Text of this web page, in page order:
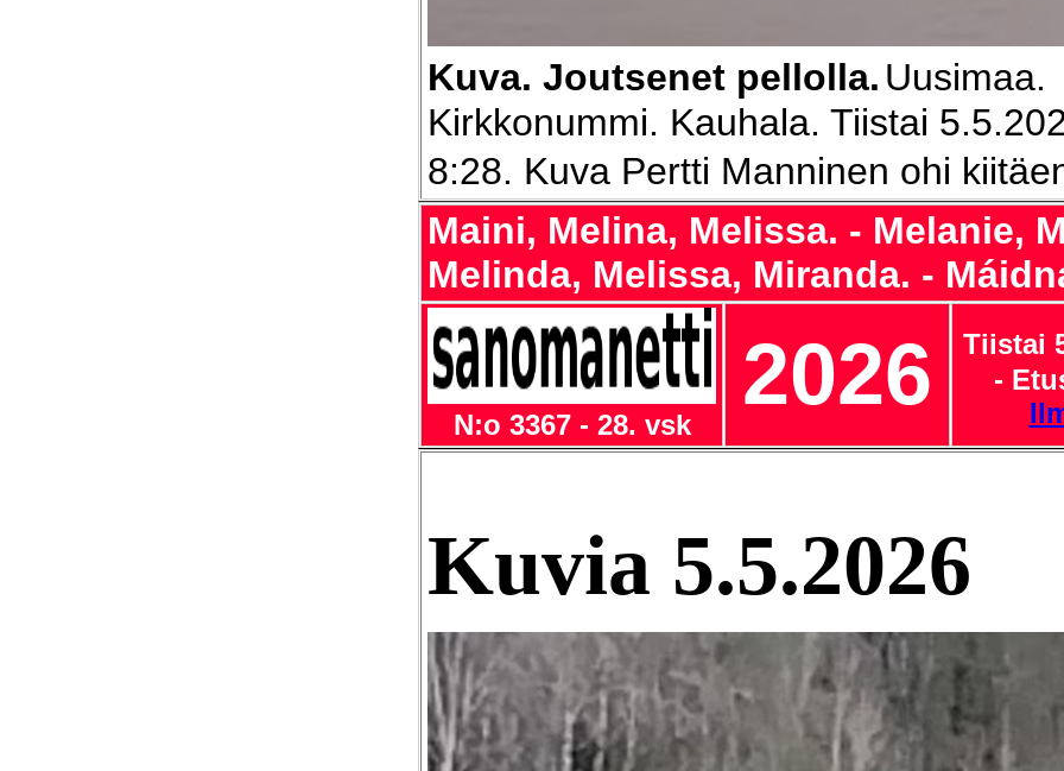
Kuva. Joutsenet pellolla. Uusimaa.
Kirkkonummi. Kauhala. Tiistai
8:28. Kuva Pertti Manninen ohi
Maini, Melina, Melissa. - Melanie,
Melinda, Melissa, Miranda. -
N:o 3367 - 28. vsk
2026
Tiistai
-
Kuvia 5.5.2026